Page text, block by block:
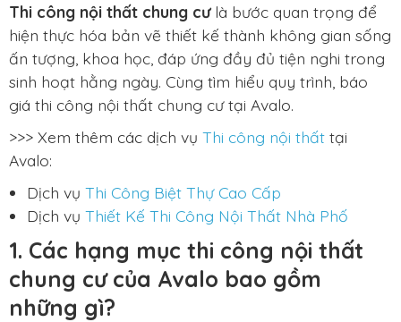
Thi công nội thất chung cưlà bước quan trọng để
hiện thực hóa bản vẽ thiết kế thành không gian sống
ấn tượng, khoa học, đáp ứng đầy đủ tiện nghi trong
sinh hoạt hằng ngày. Cùng tìm hiểu quy trình, báo
giá thi công nội thất chung cư tại Avalo.
>>> Xem thêm các dịch vụ Thi công nội thất tại
Avalo:
Dịch vụ Thi Công Biệt Thự Cao Cấp
Dịch vụ Thiết Kế Thi Công Nội Thất Nhà Phố
1. Các hạng mục thi công nội thất
chung cư của Avalo bao gồm
những gì?